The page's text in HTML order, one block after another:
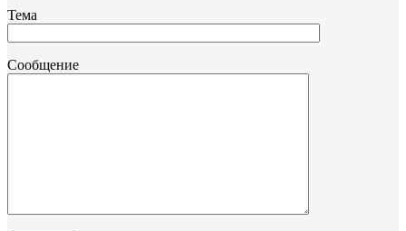
Тема
Сообщение